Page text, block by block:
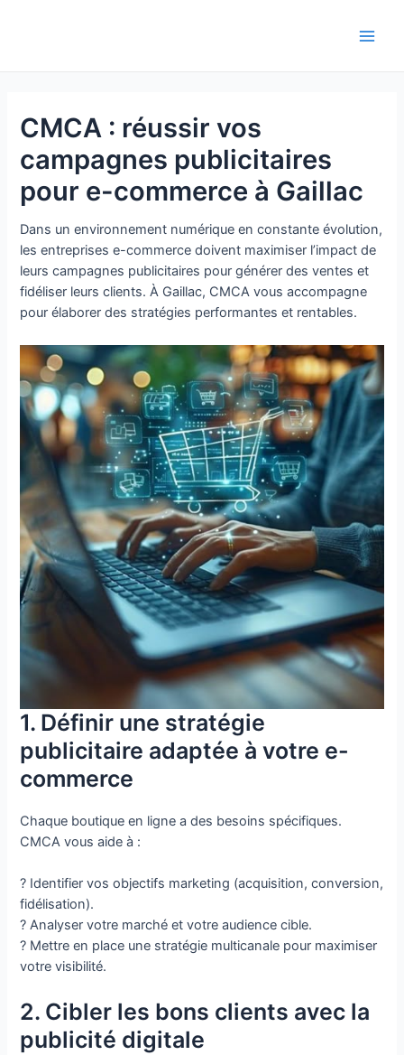
CMCA : réussir vos
campagnes publicitaires
pour e-commerce à Gaillac
Dans un environnement numérique en constante évolution,
les entreprises e-commerce doivent maximiser l’impact de
leurs campagnes publicitaires pour générer des ventes et
fidéliser leurs clients. À Gaillac, CMCA vous accompagne
pour élaborer des stratégies performantes et rentables.
1. Définir une stratégie
publicitaire adaptée à votre e-
commerce
Chaque boutique en ligne a des besoins spécifiques.
CMCA vous aide à :
? Identifier vos objectifs marketing (acquisition, conversion,
fidélisation).
? Analyser votre marché et votre audience cible.
? Mettre en place une stratégie multicanale pour maximiser
votre visibilité.
2. Cibler les bons clients avec la
publicité digitale